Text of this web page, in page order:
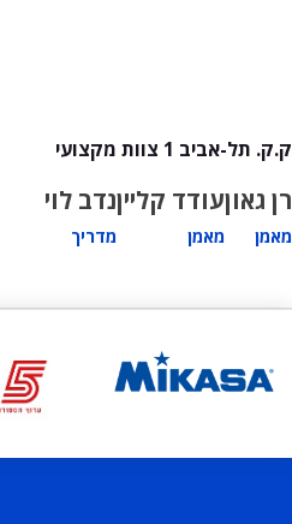
ק.ק. תל-אביב 1 צוות מקצועי
רן גאון
מאמן
עודד קליין
מאמן
נדב לוי
מדריך